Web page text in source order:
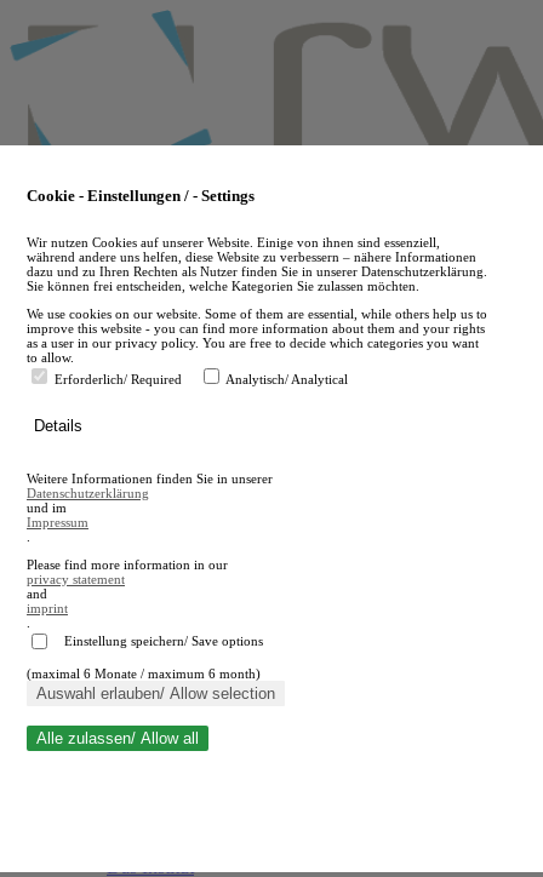
to
main
en
A
A
Suche schließen
Cookie - Einstellungen / - Settings
Wir nutzen Cookies auf unserer Website. Einige von ihnen sind essenziell,
während andere uns helfen, diese Website zu verbessern – nähere Informationen
dazu und zu Ihren Rechten als Nutzer finden Sie in unserer Datenschutzerklärung.
Sie können frei entscheiden, welche Kategorien Sie zulassen möchten.
We use cookies on our website. Some of them are essential, while others help us to
improve this website - you can find more information about them and your rights
as a user in our privacy policy. You are free to decide which categories you want
to allow.
Erforderlich/ Required
Analytisch/ Analytical
Details
Weitere Informationen finden Sie in unserer
Datenschutzerklärung
und im
Impressum
Please find more information in our
privacy statement
and
imprint
Einstellung speichern/ Save options
(maximal 6 Monate / maximum 6 month)
Auswahl erlauben/ Allow selection
Alle zulassen/ Allow all